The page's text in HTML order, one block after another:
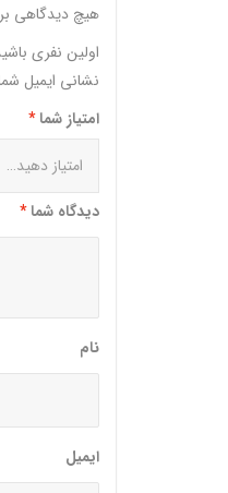
هیچ دیدگاهی
اولین نفری
نشانی ایمیل
امتیاز شما*
دیدگاه شما*
نام
ایمیل